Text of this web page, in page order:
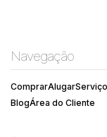
Navegação
ComprarAlugar
BlogÁrea do Cliente